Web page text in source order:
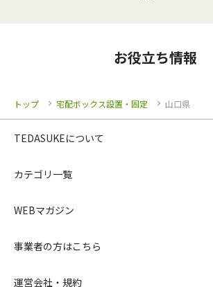
お役立ち情報
トップ 宅配ボックス設置・固定 山口県
TEDASUKEについて
カテゴリ一覧
WEBマガジン
事業者の方はこちら
運営会社・規約